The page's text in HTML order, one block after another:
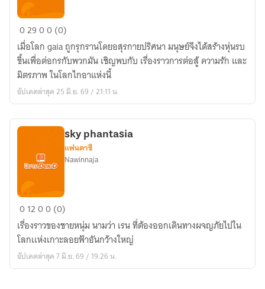
GAIA
หุ่น
เทวา
02900 (0)
เมื่อโลก gaia ถูกรุกรานโดยอสุรกายปริศนา มนุษย์จึงได้สร้างหุ่นรบ
ขึ้นเพื่อต่อกรกับพวกมัน เชิญพบกับ เรื่องราวการต่อสู้ ความรัก และ
มิตรภาพ ในโลกไกอาแห่งนี้
อัปเดตล่าสุด 25 มิ.ย. 69 / 21:11 น.
sky
phantasia
sky phantasia
แฟนตาซี
Nawinnaja
01200 (0)
เรื่องราวของชายหนุ่ม นามว่า เรน ที่ต้องออกเดินทางผจญภัยไปใน
โลกเเห่งเกาะลอยฟ้าอันกว้างใหญ่
อัปเดตล่าสุด 7 มิ.ย. 69 / 19:26 น.